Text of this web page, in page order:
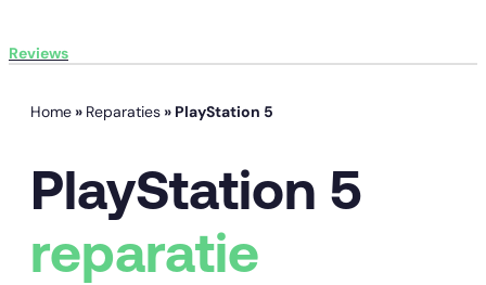
Reviews
Home » Reparaties » PlayStation 5
PlayStation 5
reparatie